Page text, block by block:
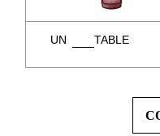
UN TABLE